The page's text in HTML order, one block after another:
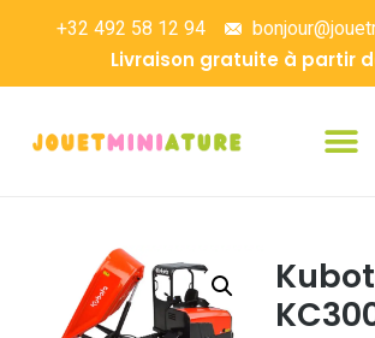
+32 492 58 12 94
Livraison gratuite à partir